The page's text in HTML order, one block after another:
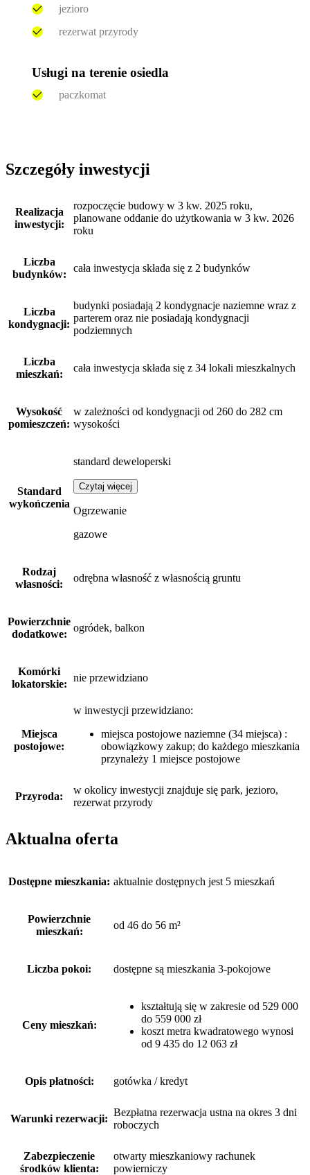
jezioro
rezerwat przyrody
Usługi na terenie osiedla
paczkomat
Szczegóły inwestycji
Realizacja
inwestycji:
rozpoczęcie budowy w 3 kw. 2025 roku,
planowane oddanie do użytkowania w 3 kw. 2026
roku
Liczba
budynków:
cała inwestycja składa się z 2 budynków
Liczba
kondygnacji:
budynki posiadają 2 kondygnacje naziemne wraz z
parterem oraz nie posiadają kondygnacji
podziemnych
Liczba
mieszkań:
cała inwestycja składa się z 34 lokali mieszkalnych
Wysokość
pomieszczeń:
w zależności od kondygnacji od 260 do 282 cm
wysokości
Standard
wykończenia
standard deweloperski
Czytaj więcej
Ogrzewanie
gazowe
Rodzaj
własności:
odrębna własność z własnością gruntu
Powierzchnie
dodatkowe:
ogródek, balkon
Komórki
lokatorskie:
nie przewidziano
Miejsca
postojowe:
w inwestycji przewidziano:
miejsca postojowe naziemne (34 miejsca) :
obowiązkowy zakup; do każdego mieszkania
przynależy 1 miejsce postojowe
Przyroda:
w okolicy inwestycji znajduje się park, jezioro,
rezerwat przyrody
Aktualna oferta
Dostępne mieszkania: aktualnie dostępnych jest 5 mieszkań
Powierzchnie
mieszkań:
od 46 do 56 m²
Liczba pokoi: dostępne są mieszkania 3-pokojowe
Ceny mieszkań:
kształtują się w zakresie od 529 000
do 559 000 zł
koszt metra kwadratowego wynosi
od 9 435 do 12 063 zł
Opis płatności: gotówka / kredyt
Warunki rezerwacji:
Bezpłatna rezerwacja ustna na okres 3 dni
roboczych
Zabezpieczenie
środków klienta:
otwarty mieszkaniowy rachunek
powierniczy